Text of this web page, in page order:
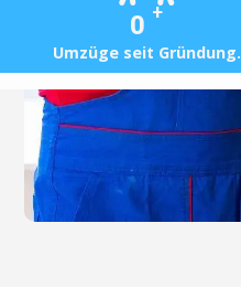
0 +
Umzüge seit Gründung.